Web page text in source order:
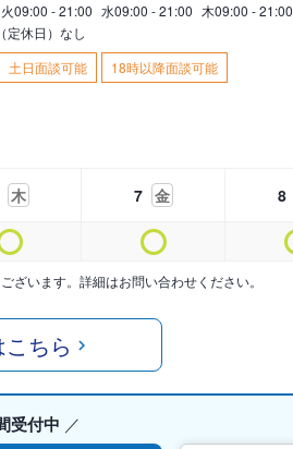
火09:00 - 21:00 水09:00 - 21:00 木09:00 - 21:00
（定休日）なし
土日面談可能 18時以降面談可能
木 7 金 8
ざいます。詳細はお問い合わせください。
ちら
受付中